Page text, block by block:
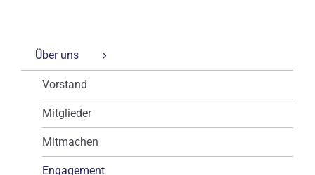
Über uns
Vorstand
Mitglieder
Mitmachen
Engagement